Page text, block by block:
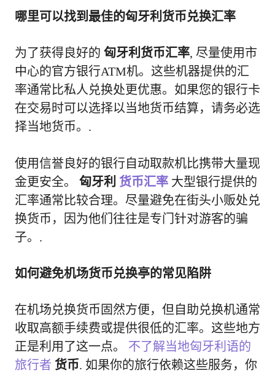
哪里可以找到最佳的匈牙利货币兑换汇率
为了获得良好的 匈牙利货币汇率, 尽量使用市
中心的官方银行ATM机。这些机器提供的汇
率通常比私人兑换处更优惠。如果您的银行卡
在交易时可以选择以当地货币结算，请务必选
择当地货币。.
使用信誉良好的银行自动取款机比携带大量现
金更安全。 匈牙利 货币汇率 大型银行提供的
汇率通常比较合理。尽量避免在街头小贩处兑
换货币，因为他们往往是专门针对游客的骗
子。.
如何避免机场货币兑换亭的常见陷阱
在机场兑换货币固然方便，但自助兑换机通常
收取高额手续费或提供很低的汇率。这些地方
正是利用了这一点。 不了解当地匈牙利语的
旅行者 货币. 如果你的旅行依赖这些服务，你